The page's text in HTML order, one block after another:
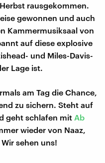
rausgekommen.
gewonnen und auch
Kammermusiksaal von
auf diese explosive
und Miles-Davis-
Lage ist.
am Tag die Chance,
zu sichern. Steht auf
geht schlafen mit Ab
wieder von Naaz,
sehen uns!